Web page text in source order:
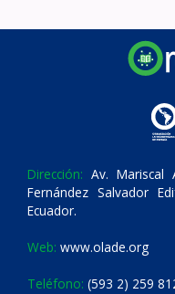
Dirección: Av. Mariscal
Fernández Salvador
Ecuador.
Web: www.olade.org
Teléfono: (593 2) 259